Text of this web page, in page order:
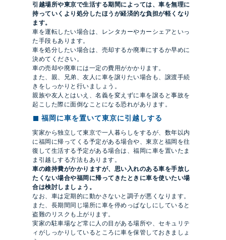
引越場所や東京で生活する期間によっては、車を無理に
持っていくより処分したほうが経済的な負担が軽くなり
ます。
車を運転したい場合は、レンタカーやカーシェアといっ
た手段もあります。
車を処分したい場合は、売却するか廃車にするか早めに
決めてください。
車の売却や廃車には一定の費用がかかります。
また、親、兄弟、友人に車を譲りたい場合も、譲渡手続
きをしっかりと行いましょう。
親族や友人とはいえ、名義を変えずに車を譲ると事故を
起こした際に面倒なことになる恐れがあります。
福岡に車を置いて東京に引越しする
実家から独立して東京で一人暮らしをするが、数年以内
に福岡に帰ってくる予定がある場合や、東京と福岡を往
復して生活する予定がある場合は、福岡に車を置いたま
ま引越しする方法もあります。
車の維持費がかかりますが、思い入れのある車を手放し
たくない場合や福岡に帰ってきたときに車を使いたい場
合は検討しましょう。
なお、車は定期的に動かさないと調子が悪くなります。
また、長期間同じ場所に車を停めっぱなしにしていると
盗難のリスクも上がります。
実家の駐車場など常に人の目がある場所や、セキュリテ
ィがしっかりしているところに車を保管しておきましょ